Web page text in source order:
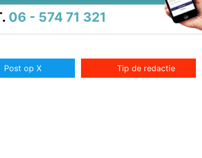
06 - 574 71 321
Post op X Tip de redactie